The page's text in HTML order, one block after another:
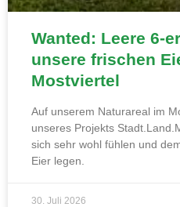
Wanted: Leere 6-
unsere frischen
Mostviertel
Auf unserem Naturareal im
unseres Projekts
sich sehr wohl fühlen und
Eier legen.
30. Juli 2026